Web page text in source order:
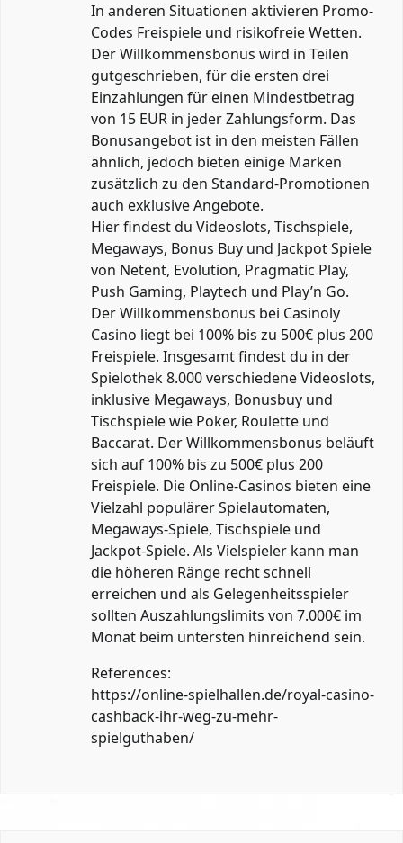
In anderen Situationen aktivieren Promo-
Codes Freispiele und risikofreie Wetten.
Der Willkommensbonus wird in Teilen
gutgeschrieben, für die ersten drei
Einzahlungen für einen Mindestbetrag
von 15 EUR in jeder Zahlungsform. Das
Bonusangebot ist in den meisten Fällen
ähnlich, jedoch bieten einige Marken
zusätzlich zu den Standard-Promotionen
auch exklusive Angebote.
Hier findest du Videoslots, Tischspiele,
Megaways, Bonus Buy und Jackpot Spiele
von Netent, Evolution, Pragmatic Play,
Push Gaming, Playtech und Play’n Go.
Der Willkommensbonus bei Casinoly
Casino liegt bei 100% bis zu 500€ plus 200
Freispiele. Insgesamt findest du in der
Spielothek 8.000 verschiedene Videoslots,
inklusive Megaways, Bonusbuy und
Tischspiele wie Poker, Roulette und
Baccarat. Der Willkommensbonus beläuft
sich auf 100% bis zu 500€ plus 200
Freispiele. Die Online-Casinos bieten eine
Vielzahl populärer Spielautomaten,
Megaways-Spiele, Tischspiele und
Jackpot-Spiele. Als Vielspieler kann man
die höheren Ränge recht schnell
erreichen und als Gelegenheitsspieler
sollten Auszahlungslimits von 7.000€ im
Monat beim untersten hinreichend sein.
References:
https://online-spielhallen.de/royal-casino-
cashback-ihr-weg-zu-mehr-
spielguthaben/